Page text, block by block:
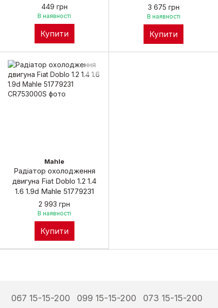
449 грн
В наявності
Купити
3 675 грн
В наявності
Купити
Mahle
Радіатор охолодження
двигуна Fiat Doblo 1.2 1.4
1.6 1.9d Mahle 51779231
2 993 грн
В наявності
Купити
067 15-15-200 099 15-15-200 073 15-15-200